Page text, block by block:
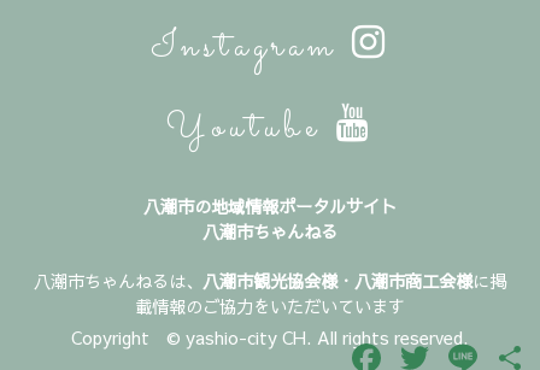
Instagram
Youtube
八潮市の地域情報ポータルサイト
八潮市ちゃんねる
八潮市ちゃんねるは、 八潮市観光協会様・ 八潮市商工会様に掲
載情報のご協力をいただいています
Copyright © yashio-city CH. All rights reserved.
Facebook
TwitterLine